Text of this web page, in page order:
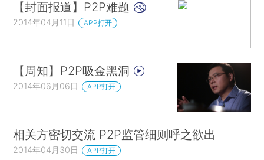
【封面报道】P2P难题
2014年04月11日 APP打开
【周知】P2P吸金黑洞
2014年06月06日 APP打开
相关方密切交流 P2P监管细则呼之欲出
2014年04月30日 APP打开